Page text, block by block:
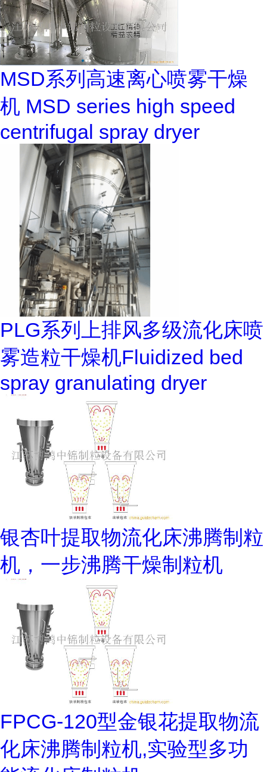
MSD系列高速离心喷雾干燥
机 MSD series high speed
centrifugal spray dryer
PLG系列上排风多级流化床喷
雾造粒干燥机Fluidized bed
spray granulating dryer
银杏叶提取物流化床沸腾制粒
机，一步沸腾干燥制粒机
FPCG-120型金银花提取物流
化床沸腾制粒机,实验型多功